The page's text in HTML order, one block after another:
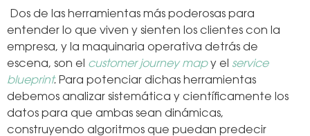
Dos de las herramientas más poderosas para
entender lo que viven y sienten los clientes con la
empresa, y la maquinaria operativa detrás de
escena, son el customer journey mapy el service
blueprint. Para potenciar dichas herramientas
debemos analizar sistemática y científicamente los
datos para que ambas sean dinámicas,
construyendo algoritmos que puedan predecir